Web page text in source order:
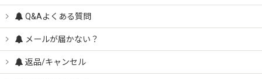
Q&Aよくある質問
メールが届かない？
返品/キャンセル